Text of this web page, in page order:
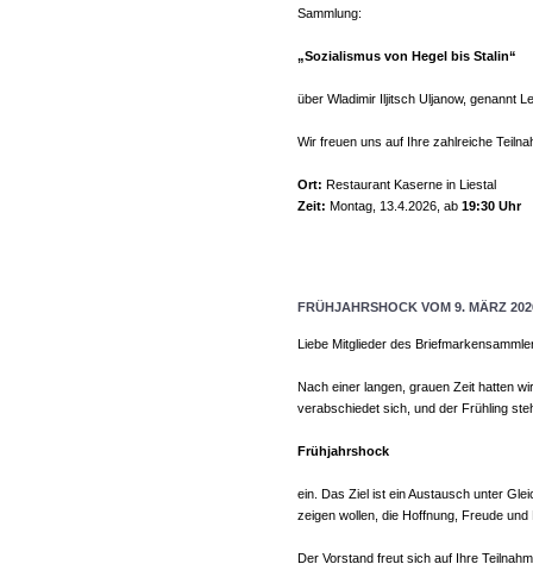
Sammlung:
„Sozialismus von Hegel bis Stalin“
über Wladimir Iljitsch Uljanow, genannt
Wir freuen uns auf Ihre zahlreiche
Ort: Restaurant Kaserne in Liestal
Zeit: Montag, 13.4.2026, ab 19:30 Uhr
FRÜHJAHRSHOCK VOM 9. MÄRZ
Liebe Mitglieder des
Nach einer langen, grauen Zeit hatten
verabschiedet sich, und der Frühling
Frühjahrshock
ein. Das Ziel ist ein Austausch unter
zeigen wollen, die Hoffnung, Freude
Der Vorstand freut sich auf Ihre